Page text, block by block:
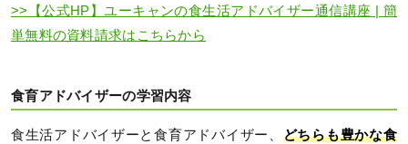
>>【公式HP】ユーキャンの食生活アドバイザー通信講座 | 簡
単無料の資料請求はこちらから
食育アドバイザーの学習内容
食生活アドバイザーと食育アドバイザー、 どちらも豊かな食